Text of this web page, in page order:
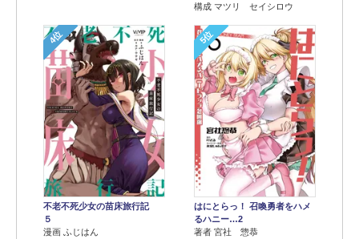
構成 マツリ セイシロウ
4位
不老不死少女の苗床旅行記
５
漫画 ふじはん
5位
はにとらっ！ 召喚勇者をハメ
るハニー…2
著者 宮社 惣恭